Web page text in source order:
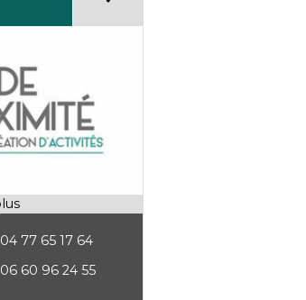
04 77 65 17 64
06 60 96 24 55